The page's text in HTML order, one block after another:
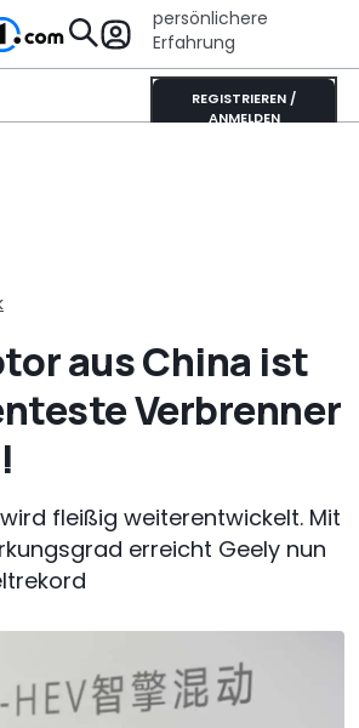
persönlichere
Erfahrung
REGISTRIEREN /
ANMELDEN
aus China ist
Verbrenner
fleißig weiterentwickelt. Mit
erreicht Geely nun